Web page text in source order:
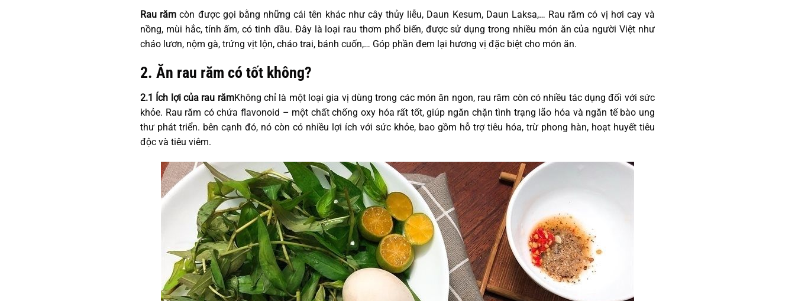
Rau răm còn được gọi bằng những cái tên khác như cây thủy liễu, Daun Kesum, Daun Laksa,… Rau răm có vị hơi cay và
nồng, mùi hắc, tính ấm, có tinh dầu. Đây là loại rau thơm phổ biến, được sử dụng trong nhiều món ăn của người Việt như
cháo lươn, nộm gà, trứng vịt lộn, cháo trai, bánh cuốn,… Góp phần đem lại hương vị đặc biệt cho món ăn.
2. Ăn rau răm có tốt không?
2.1 Ích lợi của rau rămKhông chỉ là một loại gia vị dùng trong các món ăn ngon, rau răm còn có nhiều tác dụng đối với sức
khỏe. Rau răm có chứa flavonoid – một chất chống oxy hóa rất tốt, giúp ngăn chặn tình trạng lão hóa và ngăn tế bào ung
thư phát triển. bên cạnh đó, nó còn có nhiều lợi ích với sức khỏe, bao gồm hỗ trợ tiêu hóa, trừ phong hàn, hoạt huyết tiêu
độc và tiêu viêm.